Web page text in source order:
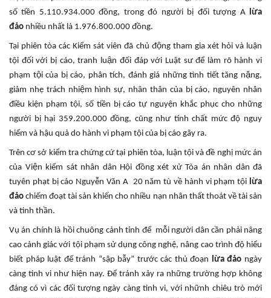
số tiền 5.110.934.000 đồng, trong đó người bị đối tượng Alừa
đảo nhiều nhất là 1.976.800.000 đồng.
Tại phiên tòa các Kiểm sát viên đã chủ động tham gia xét hỏi và luận
tội đối với bị cáo, tranh luận đối đáp với Luật sư để làm rõ hành vi
phạm tội của bị cáo, phân tích, đánh giá những tình tiết tăng nặng,
giảm nhẹ trách nhiệm hình sự, nhân thân của bị cáo, nguyên nhân
điều kiện phạm tội, số tiền bị cáo tự nguyện khắc phục cho những
người bị hại 359.200.000 đồng, cũng như tính chất mức độ nguy
hiểm và hậu quả do hành vi phạm tội của bị cáo gây ra.
Trên cơ sở kiểm tra chứng cứ tại phiên tòa, luận tội và đề nghị mức án
của Viện kiểm sát nhân dân Hội đồng xét xử Tòa án nhân dân đã
tuyên phạt bị cáo Nguyễn Văn A 20 năm tù về hành vi phạm tội lừa
đảo chiếm đoạt tài sản khiến cho nhiều nạn nhân thất thoát về tài sản
và tinh thần.
Vụ án chính là hồi chuông cảnh tỉnh để mỗi người dân cần phải nâng
cao cảnh giác với tội phạm sử dụng công nghệ, nâng cao trình độ hiểu
biết pháp luật để tránh “sập bẫy” trước các thủ đoạn lừa đảo ngày
càng tinh vi như hiện nay. Để tránh xảy ra những trường hợp không
đáng có vì các đối tượng ngày càng tinh vi, với nhữnh chiêu trò mới